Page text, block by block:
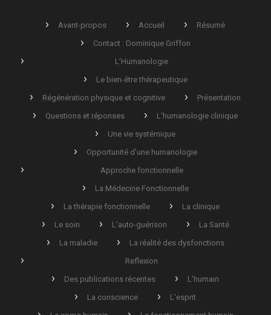
Avant-propos Accueil
Résumé
Contact : Dominique Griffon
L’Humanologie
Le bien-être thérapeutique
Régénération physique et cognitive
Présentation
Questions et réponses
L’humanologie clinique
Une vie systémique
Opportunité d’une humanologie
Approche fonctionnelle
La Médecine Fonctionnelle
La thérapie fonctionnelle
La clinique
Le soin
L’auto-guérison
La Santé
La maladie
La réalité des dysfonctions
Reflexion
Des publications récentes
L’humain
La conscience
L’esprit